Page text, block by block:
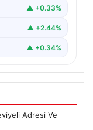
▲ +0.33%
▲ +2.44%
▲ +0.34%
Adresi Ve